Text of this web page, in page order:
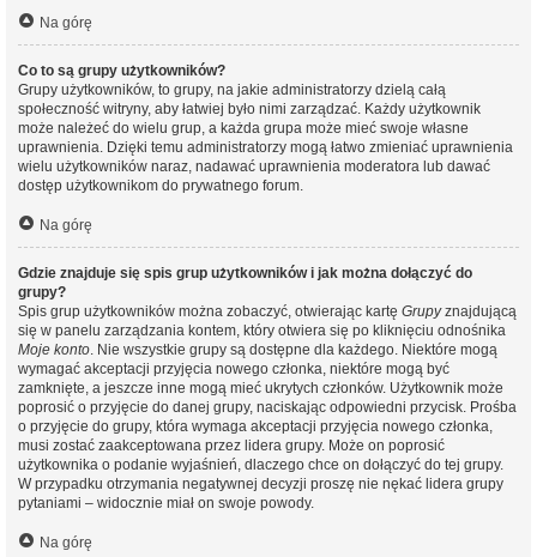
Na górę
Co to są grupy użytkowników?
Grupy użytkowników, to grupy, na jakie administratorzy dzielą całą
społeczność witryny, aby łatwiej było nimi zarządzać. Każdy użytkownik
może należeć do wielu grup, a każda grupa może mieć swoje własne
uprawnienia. Dzięki temu administratorzy mogą łatwo zmieniać uprawnienia
wielu użytkowników naraz, nadawać uprawnienia moderatora lub dawać
dostęp użytkownikom do prywatnego forum.
Na górę
Gdzie znajduje się spis grup użytkowników i jak można dołączyć do
grupy?
Spis grup użytkowników można zobaczyć, otwierając kartę Grupyznajdującą
się w panelu zarządzania kontem, który otwiera się po kliknięciu odnośnika
Moje konto. Nie wszystkie grupy są dostępne dla każdego. Niektóre mogą
wymagać akceptacji przyjęcia nowego członka, niektóre mogą być
zamknięte, a jeszcze inne mogą mieć ukrytych członków. Użytkownik może
poprosić o przyjęcie do danej grupy, naciskając odpowiedni przycisk. Prośba
o przyjęcie do grupy, która wymaga akceptacji przyjęcia nowego członka,
musi zostać zaakceptowana przez lidera grupy. Może on poprosić
użytkownika o podanie wyjaśnień, dlaczego chce on dołączyć do tej grupy.
W przypadku otrzymania negatywnej decyzji proszę nie nękać lidera grupy
pytaniami – widocznie miał on swoje powody.
Na górę